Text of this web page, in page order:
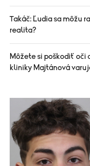
Takáč: Ľudia sa môžu
realita?
Môžete si poškodiť oči
kliniky Majtánová